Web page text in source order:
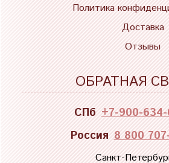
Политика
Доставка
Отзывы
ОБРАТНАЯ
СПб +7-900-
Россия 8 800
Санкт-